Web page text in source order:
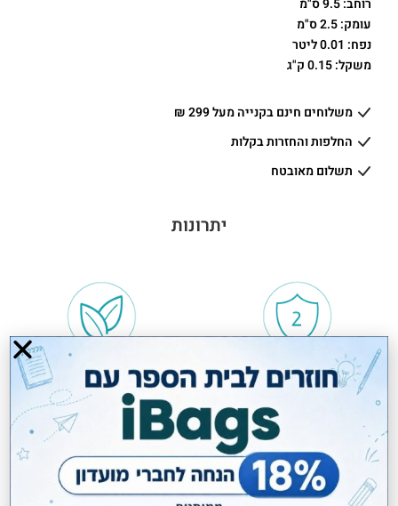
רוחב: 9.5 ס"מ
עומק: 2.5 ס"מ
נפח: 0.01 ליטר
משקל: 0.15 ק"ג
משלוחים חינם בקנייה מעל 299 ₪
החלפות והחזרות בקלות
תשלום מאובטח
יתרונות
שנתיים אחריות טבעוני VEGAN